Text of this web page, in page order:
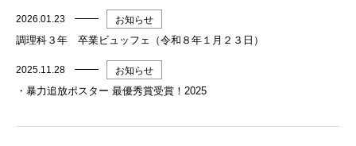
2026.01.23 お知らせ
調理科３年 卒業ビュッフェ（令和８年１月２３日）
2025.11.28 お知らせ
・暴力追放ポスター 最優秀賞受賞！2025